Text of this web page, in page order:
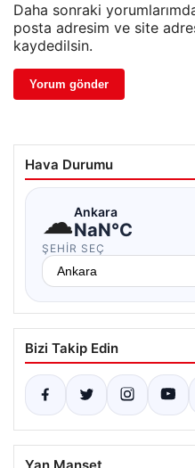
Daha sonraki
posta adresim ve site
kaydedilsin.
Hava Durumu
☁Ankara
NaN°C
ŞEHIR SEÇ
Bizi Takip Edin